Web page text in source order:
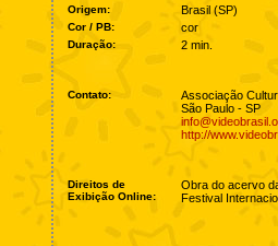
Origem: Brasil (SP)
Cor / PB: cor
Duração: 2 min.
Contato:
Associação
São Paulo - SP
http://
Direitos de
Exibição Online:
Obra do acervo
Festival